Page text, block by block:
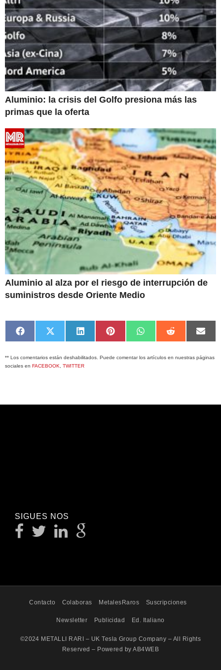
Aluminio: la crisis del Golfo presiona más las
primas que la oferta
Aluminio al alza por el riesgo de interrupción de
suministros desde Oriente Medio
Compartir
en
Facebook
Compartir
en
X
(Twitter)
Compartir
en
LinkedIn
Compartir
en
Pinterest
Compartir
en
WhatsApp
Compartir
en
Reddit
en
** Los comentarios están deshabilitados. Puede comentar los artículos en nuestras páginas
sociales en FACEBOOK TWITTER
SIGUES NOS
Contacto Colaboras MetalesRaros Suscripciones
Newsletter Publicidad Ed. Italiano
©2024 METALLI RARI – UK Tesla Group Company – All Rights
Reserved – Powered by AB4WEB